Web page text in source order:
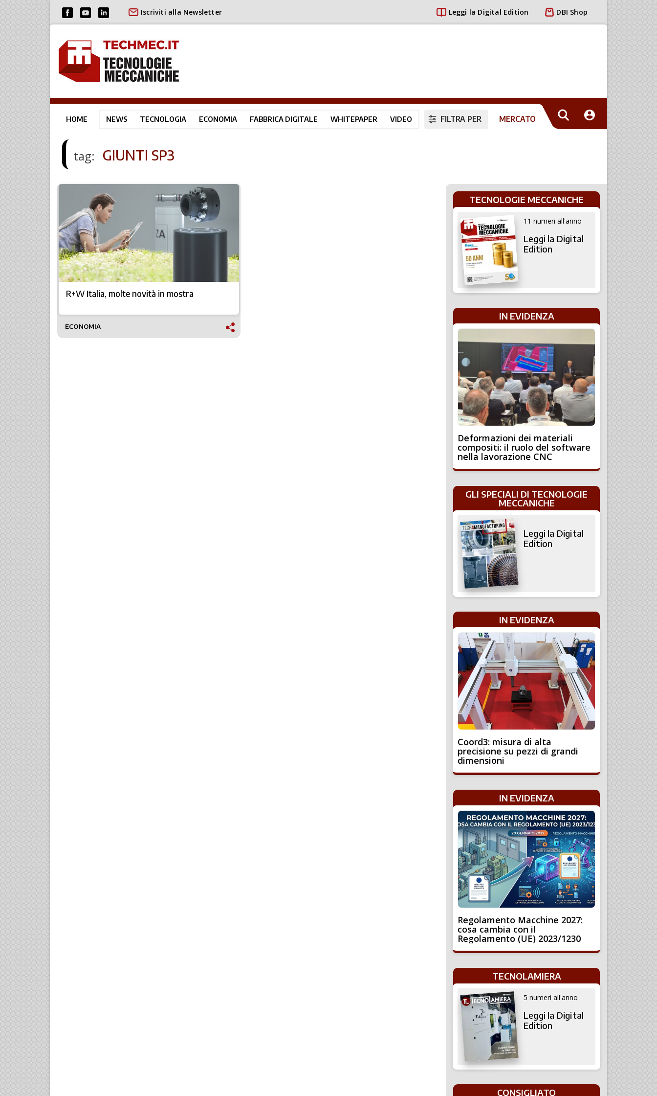
Iscriviti alla Newsletter Leggi la Digital Edition DBI Shop
HOME NEWS TECNOLOGIA ECONOMIA FABBRICA DIGITALE WHITEPAPER VIDEO FILTRA PER MERCATO
tag: GIUNTI SP3
R+W Italia, molte novità in mostra
ECONOMIA
TECNOLOGIE MECCANICHE
11 numeri all'anno
Leggi la Digital
Edition
IN EVIDENZA
Deformazioni dei materiali
compositi: il ruolo del software
nella lavorazione CNC
GLI SPECIALI DI TECNOLOGIE
MECCANICHE
Leggi la Digital
Edition
IN EVIDENZA
Coord3: misura di alta
precisione su pezzi di grandi
dimensioni
IN EVIDENZA
Regolamento Macchine 2027:
cosa cambia con il
Regolamento (UE) 2023/1230
TECNOLAMIERA
5 numeri all'anno
Leggi la Digital
Edition
CONSIGLIATO